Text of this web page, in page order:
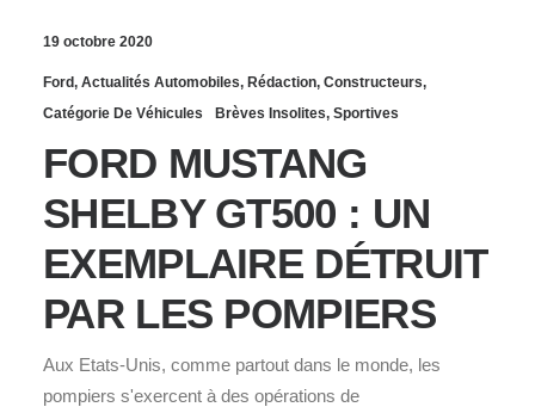
19 octobre 2020
Ford, Actualités Automobiles, Rédaction, Constructeurs,
Catégorie De Véhicules
Brèves Insolites, Sportives
FORD MUSTANG
SHELBY GT500 : UN
EXEMPLAIRE DÉTRUIT
PAR LES POMPIERS
Aux Etats-Unis, comme partout dans le monde, les
pompiers s'exercent à des opérations de